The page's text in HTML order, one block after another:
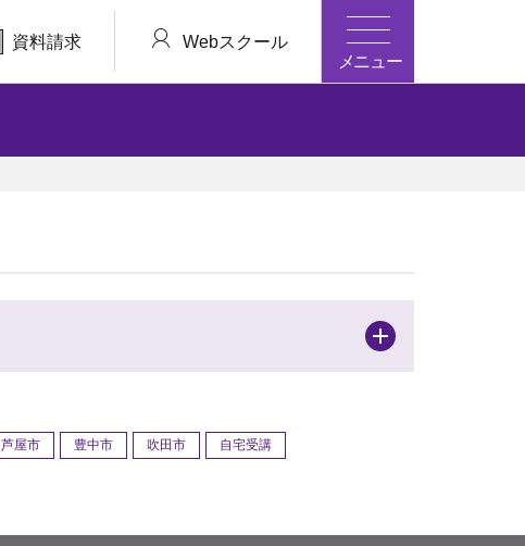
資料請求
Webスクール
メニュー
芦屋市 豊中市 吹田市 自宅受講